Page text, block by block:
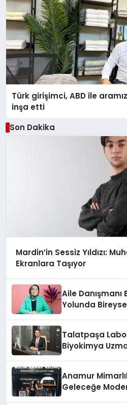
Türk girişimci, ABD ile
inşa etti
Son Dakika
Mardin’in Sessiz Yıldızı:
Ekranlara Taşıyor
Aile Danışmanı
Yolunda
Talatpaşa
Biyokimya
Anamur
Geleceğe